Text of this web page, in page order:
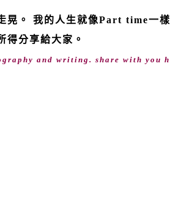
晃。 我的人生就像Part time一
得分享給大家。
and writing. share with